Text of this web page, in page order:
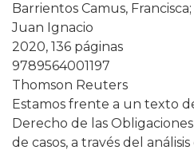
Barrientos Camus,
Juan Ignacio
2020, 136 páginas
9789564001197
Thomson Reuters
Estamos frente a un texto
Derecho de las
de casos, a través del